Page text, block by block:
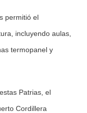
permitió el
incluyendo aulas,
termopanel y
Patrias, el
Cordillera